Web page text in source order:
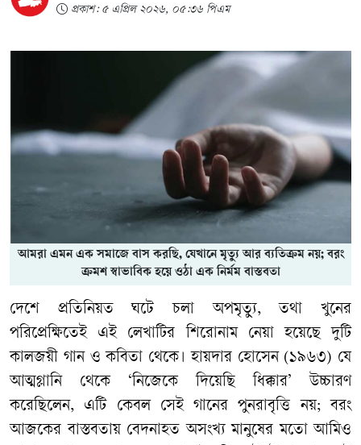
প্রকাশ: ৫ এপ্রিল ২০২৬, ০৫:৩৬ পিএম
আমরা এমন এক সমাজে বাস করছি, যেখানে মৃত্যু আর ব্যতিক্রম নয়; বরং
ক্রমশ স্বাভাবিক হয়ে ওঠা এক নির্মম বাস্তবতা
দেশে প্রতিনিয়ত ঘটে চলা অপমৃত্যু, তথা খুনের
পরিপ্রেক্ষিতেই এই লেখাটির শিরোনাম নেয়া হয়েছে দুটি
কালজয়ী গান ও কবিতা থেকে। হায়দার হোসেন (১৯৬৩) যে
আত্মগ্লানি থেকে ‘নিজেকে দিয়েছি ধিক্কার’ উচ্চারণ
করেছিলেন, এটি কেবল সেই গানের পুনরাবৃত্তি নয়; বরং
আজকের বাস্তবতায় বেদনাহত অসংখ্য মানুষের মতো আমিও